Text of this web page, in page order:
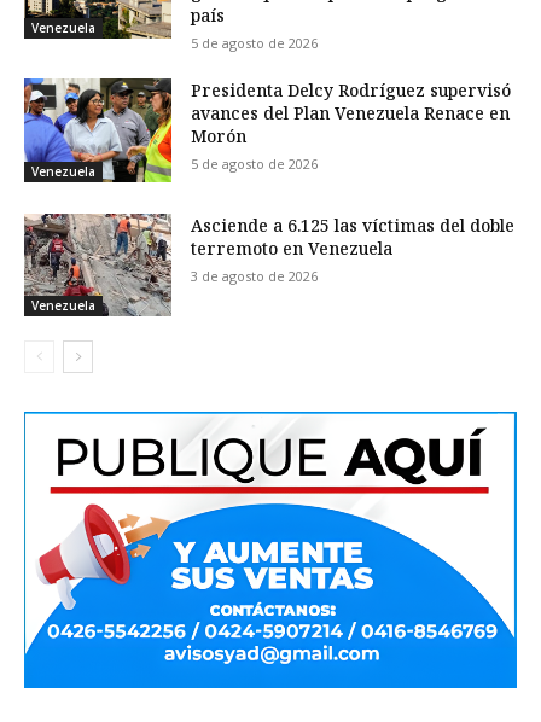
Venezuela
país
5 de agosto de 2026
Venezuela
Presidenta Delcy Rodríguez supervisó
avances del Plan Venezuela Renace en
Morón
5 de agosto de 2026
Venezuela
Asciende a 6.125 las víctimas del doble
terremoto en Venezuela
3 de agosto de 2026